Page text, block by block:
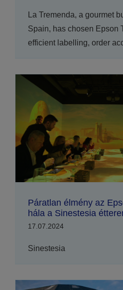
La Tremenda, a gourmet
Spain, has chosen Epson
efficient labelling, order
Páratlan élmény az
hála a Sinestesia
17.07.2024
Sinestesia